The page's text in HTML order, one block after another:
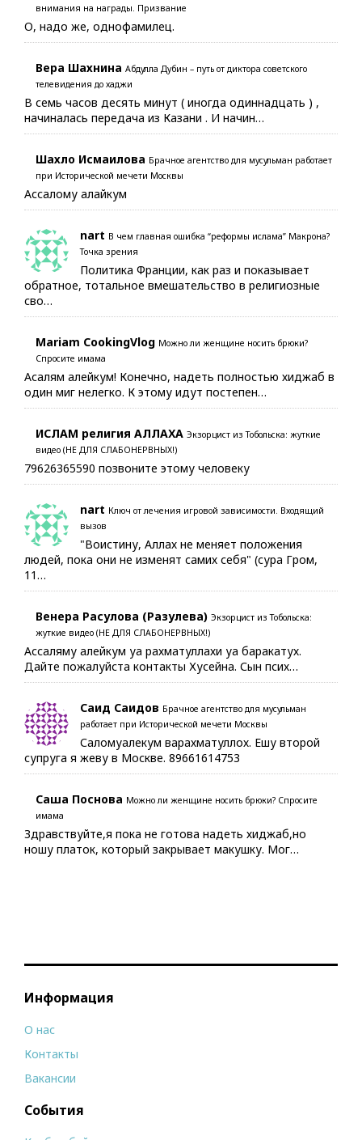
внимания на награды. Призвание
О, надо же, однофамилец.
Вера Шахнина Абдулла Дубин – путь от диктора советского
телевидения до хаджи
В семь часов десять минут ( иногда одиннадцать ) ,
начиналась передача из Казани . И начин…
Шахло Исмаилова Брачное агентство для мусульман работает
при Исторической мечети Москвы
Ассалому алайкум
nart В чем главная ошибка “реформы ислама” Макрона?
Точка зрения
Политика Франции, как раз и показывает
обратное, тотальное вмешательство в религиозные
сво…
Mariam CookingVlog Можно ли женщине носить брюки?
Спросите имама
Асалям алейкум! Конечно, надеть полностью хиджаб в
один миг нелегко. К этому идут постепен…
ИСЛАМ религия АЛЛАХА Экзорцист из Тобольска: жуткие
видео (НЕ ДЛЯ СЛАБОНЕРВНЫХ!)
79626365590 позвоните этому человеку
nart Ключ от лечения игровой зависимости. Входящий
вызов
"Воистину, Аллах не меняет положения
людей, пока они не изменят самих себя" (сура Гром,
11…
Венера Расулова (Разулева) Экзорцист из Тобольска:
жуткие видео (НЕ ДЛЯ СЛАБОНЕРВНЫХ!)
Ассаляму алейкум уа рахматуллахи уа баракатух.
Дайте пожалуйста контакты Хусейна. Сын псих…
Саид Саидов Брачное агентство для мусульман
работает при Исторической мечети Москвы
Саломуалекум варахматуллох. Ешу второй
супруга я жеву в Москве. 89661614753
Саша Поснова Можно ли женщине носить брюки? Спросите
имама
Здравствуйте,я пока не готова надеть хиджаб,но
ношу платок, который закрывает макушку. Мог…
Информация
О нас
Контакты
Вакансии
События